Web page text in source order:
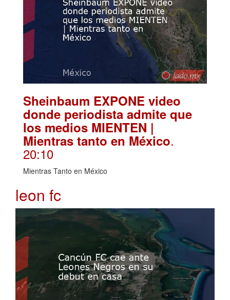
Sheinbaum EXPONE video
donde periodista admite que
los medios MIENTEN |
Mientras tanto en México.
20:10
Mientras Tanto en México
leon fc